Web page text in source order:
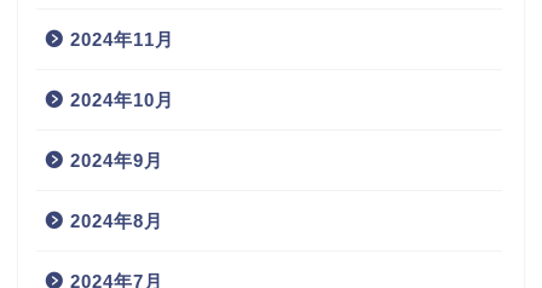
2024年11月
2024年10月
2024年9月
2024年8月
2024年7月